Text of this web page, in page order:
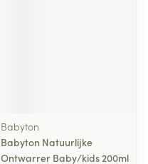
Babyton
Babyton Natuurlijke
Ontwarrer Baby/kids 200ml